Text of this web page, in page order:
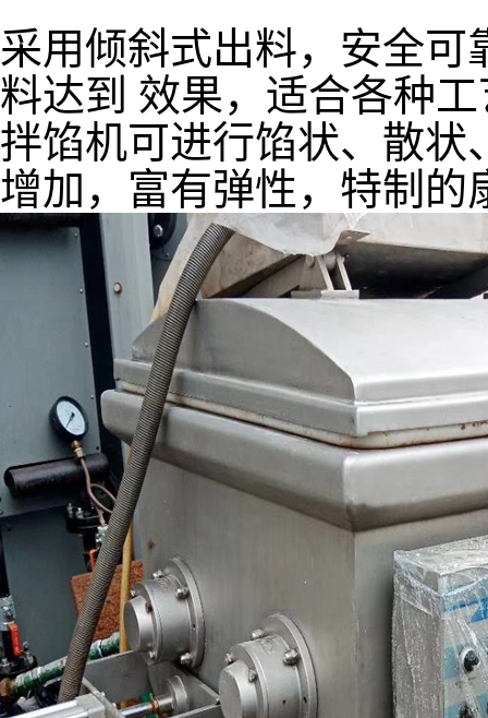
采用倾斜式出料，安全
料达到 效果，适合各种
拌馅机可进行馅状、散状
增加，富有弹性，特制的